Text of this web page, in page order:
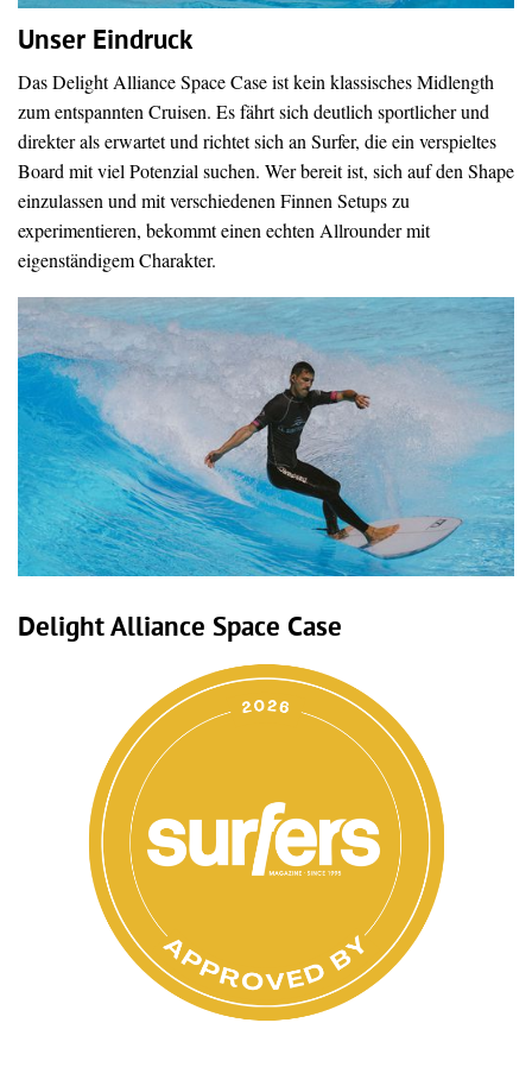
Unser Eindruck
Das Delight Alliance Space Case ist kein klassisches Midlength
zum entspannten Cruisen. Es fährt sich deutlich sportlicher und
direkter als erwartet und richtet sich an Surfer, die ein verspieltes
Board mit viel Potenzial suchen. Wer bereit ist, sich auf den Shape
einzulassen und mit verschiedenen Finnen Setups zu
experimentieren, bekommt einen echten Allrounder mit
eigenständigem Charakter.
Delight Alliance Space Case